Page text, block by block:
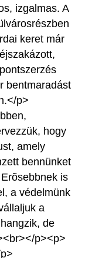
izgalmas. A
keret már
bentmaradást
p>
hogy
amely
bennünket
is
a védelmünk
a
de
p><p>